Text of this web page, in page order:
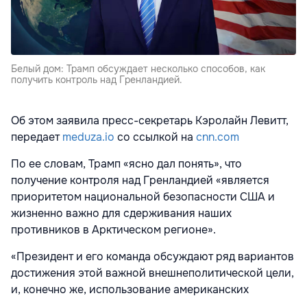
Белый дом: Трамп обсуждает несколько способов, как
получить контроль над Гренландией.
Об этом заявила пресс-секретарь Кэролайн Левитт,
передаетmeduza.io со ссылкой на cnn.com
По ее словам, Трамп «ясно дал понять», что
получение контроля над Гренландией «является
приоритетом национальной безопасности США и
жизненно важно для сдерживания наших
противников в Арктическом регионе».
«Президент и его команда обсуждают ряд вариантов
достижения этой важной внешнеполитической цели,
и, конечно же, использование американских